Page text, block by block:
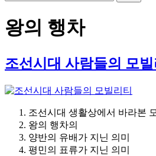
왕의 행차
조선시대 사람들의 모빌
조선시대 생활상에서 바라본
왕의 행차의
양반의 유배가 지닌 의미
평민의 표류가 지닌 의미